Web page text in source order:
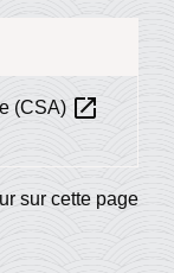
(CSA) open_in_new
sur cette page